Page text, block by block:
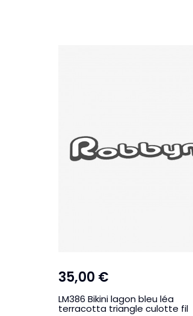
35,00 €
LM386 Bikini lagon bleu léa
terracotta triangle culotte fil